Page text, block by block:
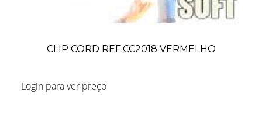
CLIP CORD REF.CC2018 VERMELHO
Login para ver preço